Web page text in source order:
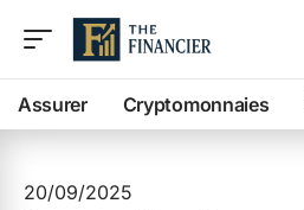
Assurer Cryptomonnaies
20/09/2025